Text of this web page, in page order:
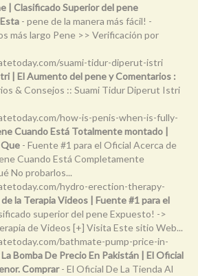
| Clasificado Superior del pene
- pene de la manera más fácil! -
más largo Pene >> Verificación por
suami-tidur-diperut-istri
| El Aumento del pene y Comentarios :
& Consejos :: Suami Tidur Diperut Istri
how-is-penis-when-is-fully-
Cuando Está Totalmente montado |
- Fuente #1 para el Oficial Acerca de
Cuando Está Completamente
No probarlos...
hydro-erection-therapy-
la Terapia Videos | Fuente #1 para el
superior del pene Expuesto! ->
de Videos [+] Visita Este sitio Web...
bathmate-pump-price-in-
Bomba De Precio En Pakistán | El Oficial
Comprar- El Oficial De La Tienda Al